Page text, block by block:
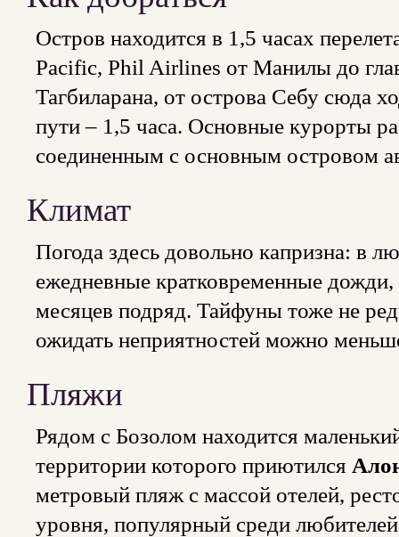
Остров находится в 1,5 часах
Pacific, Phil Airlines от Манилы до
Тагбиларана, от острова Себу сюда
пути – 1,5 часа. Основные курорты
соединенным с основным островом
Климат
Погода здесь довольно капризна: в
ежедневные кратковременные
месяцев подряд. Тайфуны тоже не
ожидать неприятностей можно
Пляжи
Рядом с Бозолом находится
территории которого приютился
метровый пляж с массой отелей,
уровня, популярный среди